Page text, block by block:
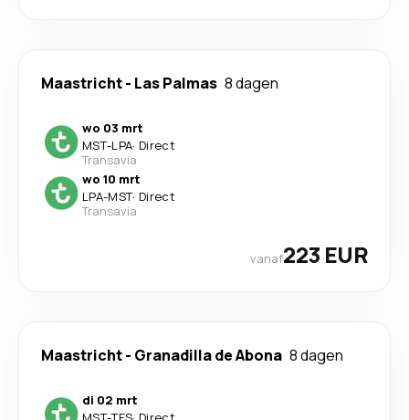
Maastricht- Las Palmas 8 dagen
wo 03 mrt
MST-LPA· Direct
Transavia
wo 10 mrt
LPA-MST· Direct
Transavia
vanaf223 EUR
Maastricht- Granadilla de Abona 8 dagen
di 02 mrt